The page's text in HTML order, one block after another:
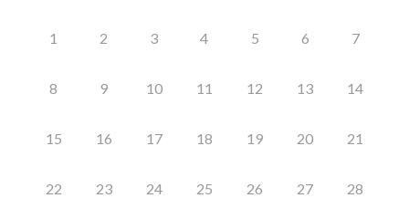
1 2 3 4 5 6 7
8 9 10 11 12 13 14
15 16 17 18 19 20 21
22 23 24 25 26 27 28